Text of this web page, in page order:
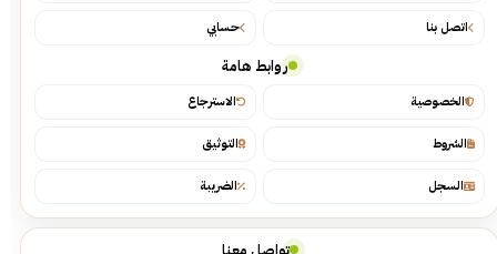
اتصل بنا حسابي
روابط هامة
الخصوصية الاسترجاع
الشروط التوثيق
السجل الضريبة